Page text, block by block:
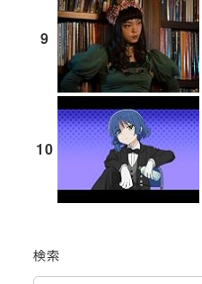
9
10
検索